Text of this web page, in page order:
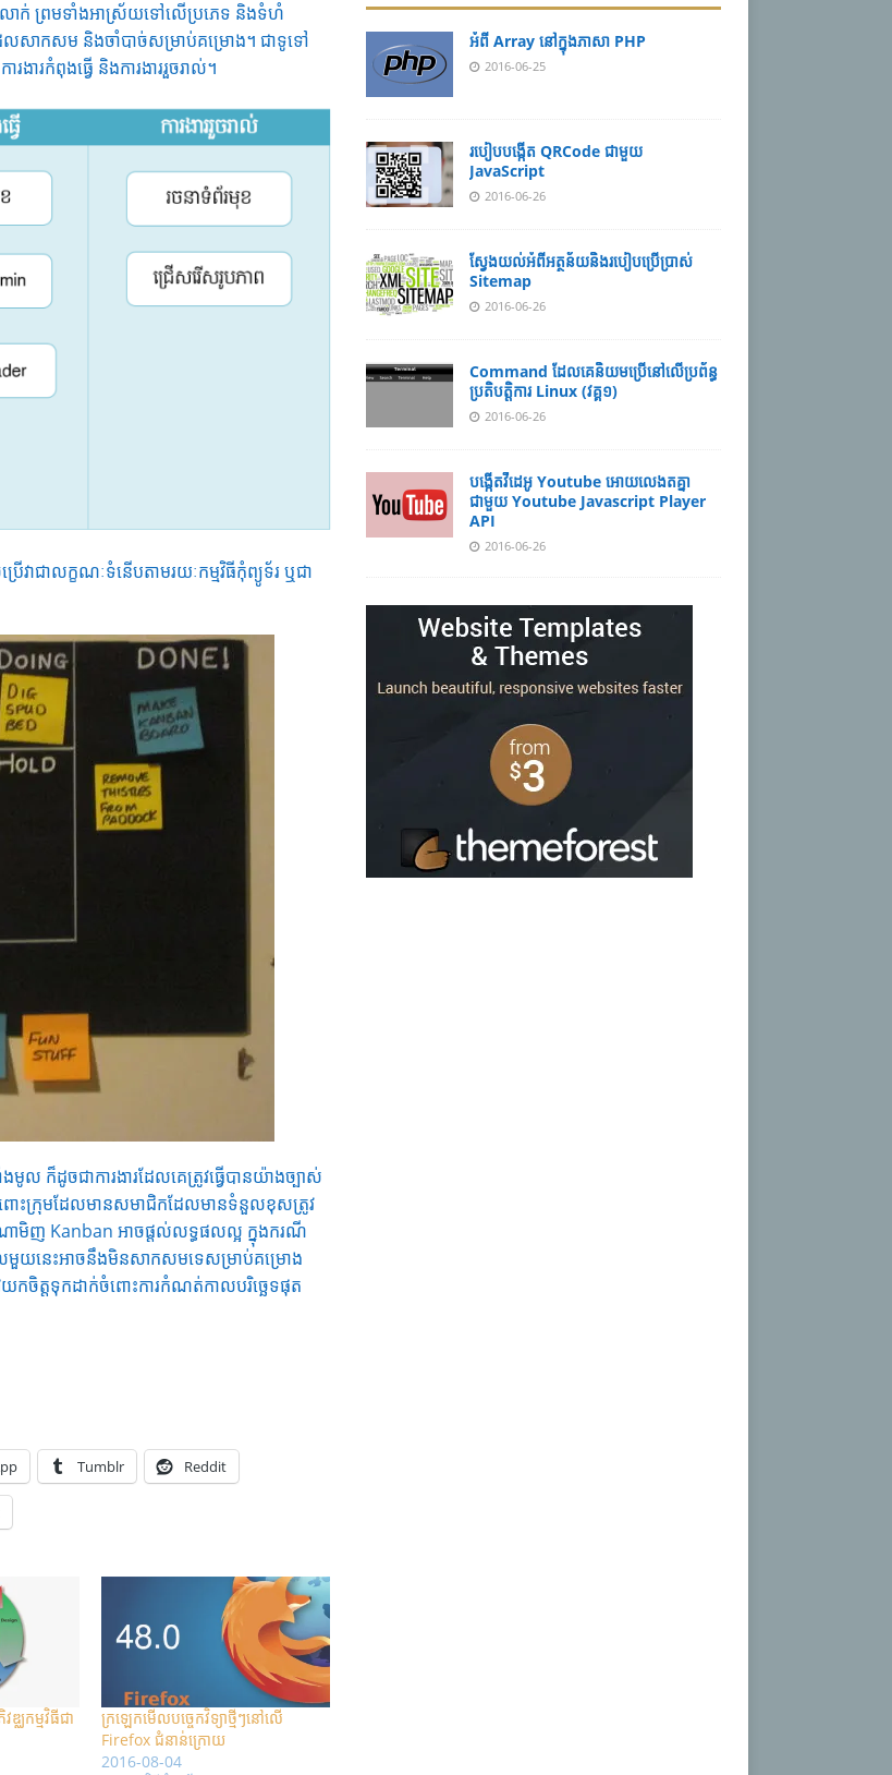
ក់ ព្រមទាំងអាស្រ័យទៅលើប្រភេទ និងទំហំ
លសាកសម និងចាំបាច់សម្រាប់គម្រោង។ ជាទូទៅ
ងារកំពុងធ្វើ និងការងាររួចរាល់។
ាជាលក្ខណៈទំនើបតាមរយៈកម្មវិធីកុំព្យូទ័រ ឬជា
ក៏ដូចជាការងារដែលគេត្រូវធ្វើបានយ៉ាងច្បាស់
ោះក្រុមដែលមានសមាជិកដែលមានទំនួលខុសត្រូវ
ណាមិញ Kanban អាចផ្តល់លទ្ធផលល្អ ក្នុងករណី
យនេះអាចនឹងមិនសាកសមទេសម្រាប់គម្រោង
ចិត្តទុកដាក់ចំពោះការកំណត់កាលបរិច្ឆេទផុត
Tumblr Reddit
ឈកម្មវិធីជា
ក្រឡេកមើលបច្ចេកវិទ្យាថ្មីៗនៅលើ
Firefox ជំនាន់ក្រោយ
2016-08-04
អំពី Array នៅ​​ក្នុង​ភា​សា PHP
2016-06-25
របៀប​បង្កើត​ QRCode ជាមួយ
JavaScript
2016-06-26
ស្វែង​យល់​​អំពី​អត្ថន័យ​​និង​របៀប​​ប្រើ​ប្រាស់​
Sitemap
2016-06-26
Command ដែល​​គេ​​និយម​​ប្រើ​​នៅ​លើ​​ប្រព័ន្ធ​​
ប្រតិបត្តិការ​ Linux (វគ្គ១)
2016-06-26
បង្កើតវីដេអូ Youtube អោយ​លេងតគ្នា
ជាមួយ Youtube Javascript Player
API
2016-06-26